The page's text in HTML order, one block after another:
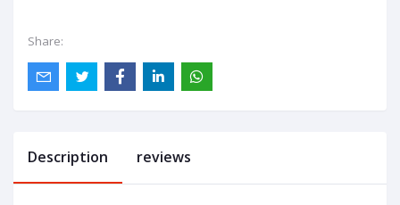
Share:
Description reviews